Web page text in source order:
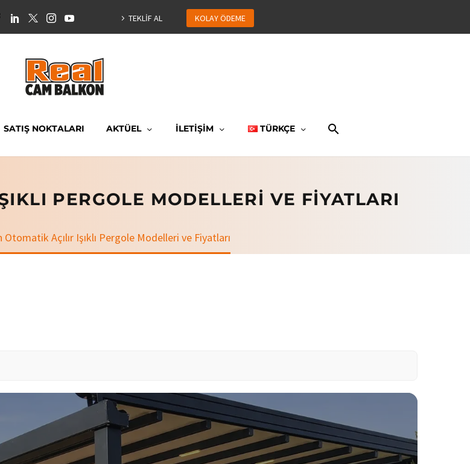
TEKLİF AL KOLAY ÖDEME
SATIŞ NOKTALARI AKTÜEL İLETİŞİM TÜRKÇE
PERGOLE MODELLERI VE FIYATLARI
Otomatik Açılır Işıklı Pergole Modelleri ve Fiyatları